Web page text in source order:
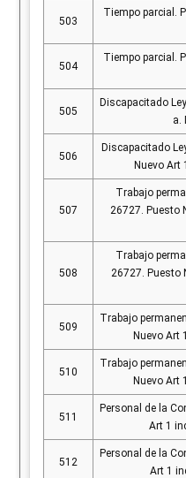
503
Tiempo parcial.
504
Tiempo parcial.
505
Discapacitado
a.
506
Discapacitado
Nuevo Art
507
Trabajo
26727. Puesto
508
Trabajo
26727. Puesto
509
Trabajo
Nuevo Art
510
Trabajo
Nuevo Art
511
Personal de la
Art 1
512
Personal de la
Art 1